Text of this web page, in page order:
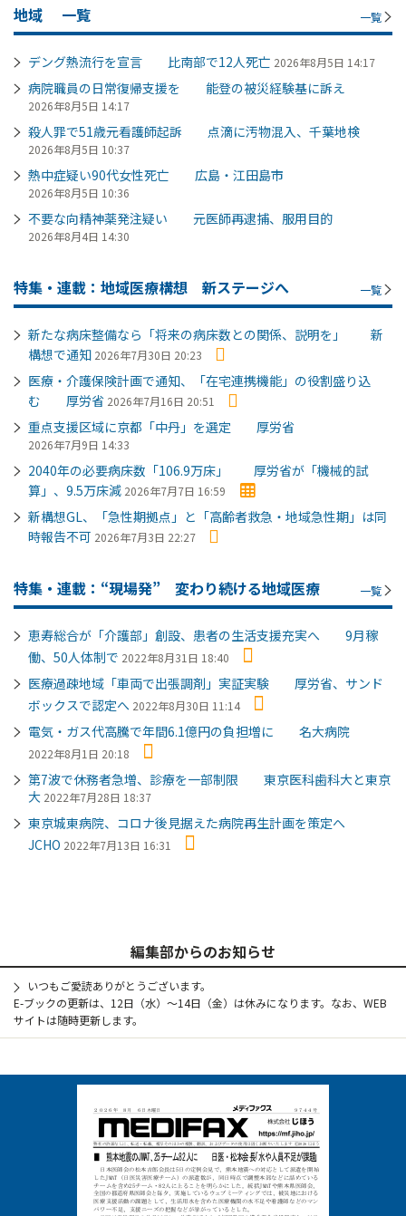
地域 一覧 一覧
デング熱流行を宣言 比南部で12人死亡 2026年8月5日 14:17
病院職員の日常復帰支援を 能登の被災経験基に訴え
2026年8月5日 14:17
殺人罪で51歳元看護師起訴 点滴に汚物混入、千葉地検
2026年8月5日 10:37
熱中症疑い90代女性死亡 広島・江田島市
2026年8月5日 10:36
不要な向精神薬発注疑い 元医師再逮捕、服用目的
2026年8月4日 14:30
特集・連載：地域医療構想 新ステージへ 一覧
新たな病床整備なら「将来の病床数との関係、説明を」 新
構想で通知 2026年7月30日 20:23
医療・介護保険計画で通知、「在宅連携機能」の役割盛り込
む 厚労省 2026年7月16日 20:51
重点支援区域に京都「中丹」を選定 厚労省
2026年7月9日 14:33
2040年の必要病床数「106.9万床」 厚労省が「機械的試
算」、9.5万床減 2026年7月7日 16:59
新構想GL、「急性期拠点」と「高齢者救急・地域急性期」は同
時報告不可 2026年7月3日 22:27
特集・連載：“現場発” 変わり続ける地域医療 一覧
恵寿総合が「介護部」創設、患者の生活支援充実へ 9月稼
働、50人体制で 2022年8月31日 18:40
医療過疎地域「車両で出張調剤」実証実験 厚労省、サンド
ボックスで認定へ 2022年8月30日 11:14
電気・ガス代高騰で年間6.1億円の負担増に 名大病院
2022年8月1日 20:18
第7波で休務者急増、診療を一部制限 東京医科歯科大と東京
大 2022年7月28日 18:37
東京城東病院、コロナ後見据えた病院再生計画を策定へ
JCHO 2022年7月13日 16:31
編集部からのお知らせ
いつもご愛読ありがとうございます。
E-ブックの更新は、12日（水）～14日（金）は休みになります。なお、WEB
サイトは随時更新します。